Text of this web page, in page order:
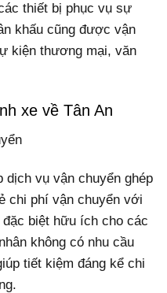
thiết bị phục vụ sự
khấu cũng được vận
kiện thương mại, văn
xe về Tân An
dịch vụ vận chuyển ghép
chi phí vận chuyển với
biệt hữu ích cho các
không có nhu cầu
tiết kiệm đáng kể chi